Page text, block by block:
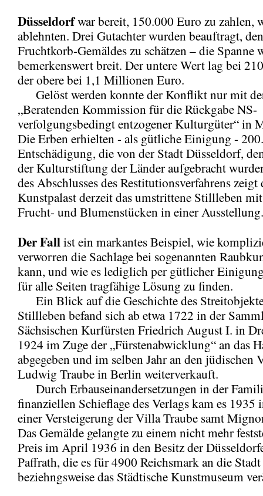
Düsseldorfwar bereit, 150.000 Euro zu zahlen,
ablehnten. Drei Gutachter wurden beauftragt,
Fruchtkorb-Gemäldes zu schätzen – die Spanne
bemerkenswert breit. Der untere Wert lag bei
der obere bei 1,1 Millionen Euro.
Gelöst werden konnte der Konflikt nur mit
„Beratenden Kommission für die Rückgabe NS-
verfolgungsbedingt entzogener Kulturgüter“ in
Die Erben erhielten - als gütliche Einigung -
Entschädigung, die von der Stadt Düsseldorf,
der Kulturstiftung der Länder aufgebracht
des Abschlusses des Restitutionsverfahrens zeigt
Kunstpalast derzeit das umstrittene Stillleben
Frucht- und Blumenstücken in einer Ausstellung.
Der Fallist ein markantes Beispiel, wie
verworren die Sachlage bei sogenannten
kann, und wie es lediglich per gütlicher
für alle Seiten tragfähige Lösung zu finden.
Ein Blick auf die Geschichte des
Stillleben befand sich ab etwa 1722 in der
Sächsischen Kurfürsten Friedrich August I. in
1924 im Zuge der „Fürstenabwicklung“ an das
abgegeben und im selben Jahr an den jüdischen
Ludwig Traube in Berlin weiterverkauft.
Durch Erbauseinandersetzungen in der
finanziellen Schieflage des Verlags kam es 1935
einer Versteigerung der Villa Traube samt
Das Gemälde gelangte zu einem nicht mehr
Preis im April 1936 in den Besitz der
Paffrath, die es für 4900 Reichsmark an die Stadt
beziehngsweise das Städtische Kunstmuseum